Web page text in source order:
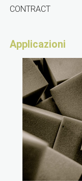
CONTRACT
Applicazioni